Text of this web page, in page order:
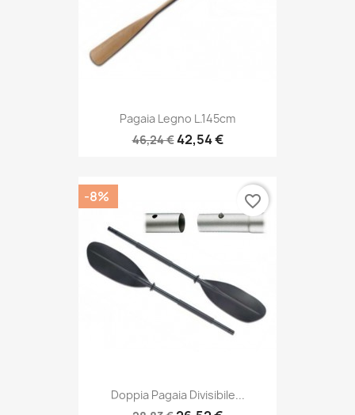
Pagaia Legno L.145cm
46,24 €42,54 €
Doppia Pagaia Divisibile...
-8% favorite_border